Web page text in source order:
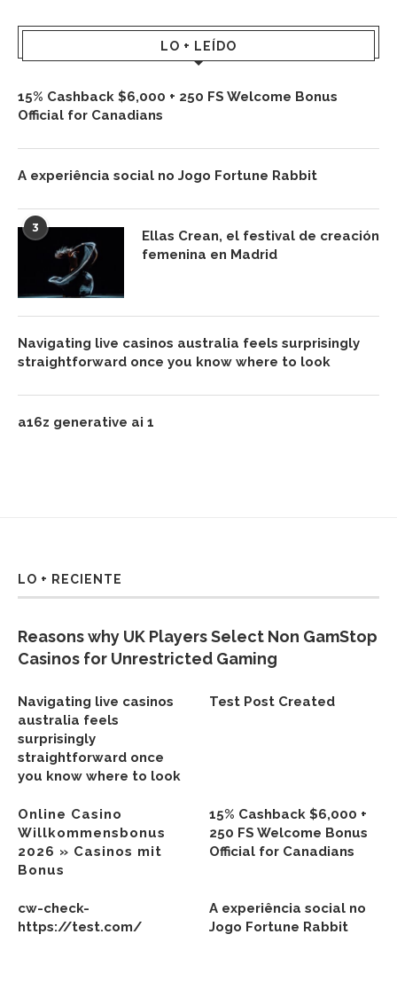
LO + LEÍDO
15% Cashback $6,000 + 250 FS Welcome Bonus
Official for Canadians
A experiência social no Jogo Fortune Rabbit
3
Ellas Crean, el festival de creación
femenina en Madrid
Navigating live casinos australia feels surprisingly
straightforward once you know where to look
a16z generative ai 1
LO + RECIENTE
Reasons why UK Players Select Non GamStop
Casinos for Unrestricted Gaming
Navigating live casinos
australia feels
surprisingly
straightforward once
you know where to look
Test Post Created
Online Casino
Willkommensbonus
2026 » Casinos mit
Bonus
15% Cashback $6,000 +
250 FS Welcome Bonus
Official for Canadians
cw-check-
https://test.com/
A experiência social no
Jogo Fortune Rabbit